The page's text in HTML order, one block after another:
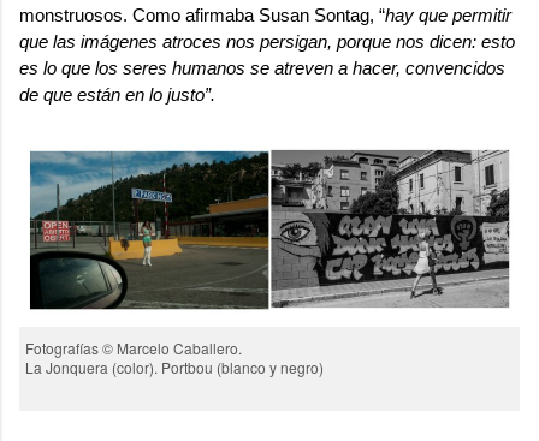
monstruosos. Como afirmaba Susan Sontag, “hay que permitir
que las imágenes atroces nos persigan, porque nos dicen: esto
es lo que los seres humanos se atreven a hacer, convencidos
de que están en lo justo”.
Fotografías © Marcelo Caballero.
La Jonquera (color). Portbou (blanco y negro)